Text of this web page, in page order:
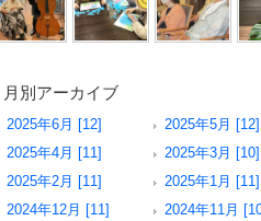
月別アーカイブ
2025年6月 [12]
2025年5月 [12]
2025年4月 [11]
2025年3月 [10]
2025年2月 [11]
2025年1月 [11]
2024年12月 [11]
2024年11月